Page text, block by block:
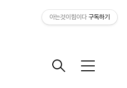
메
아는것이힘이다 구독하기